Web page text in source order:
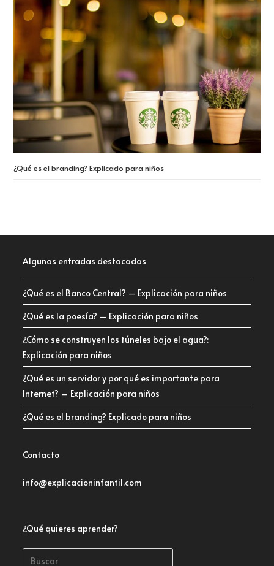
¿Qué es el branding? Explicado para niños
Algunas entradas destacadas
¿Qué es el Banco Central? – Explicación para niños
¿Qué es la poesía? – Explicación para niños
¿Cómo se construyen los túneles bajo el agua?:
Explicación para niños
¿Qué es un servidor y por qué es importante para
Internet? – Explicación para niños
¿Qué es el branding? Explicado para niños
Contacto
info@explicacioninfantil.com
¿Qué quieres aprender?